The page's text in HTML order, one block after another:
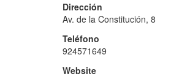
Dirección
Av. de la Constitución, 8
Teléfono
924571649
Website